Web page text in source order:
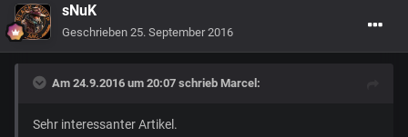
sNuK
Geschrieben 25. September 2016
Am 24.9.2016 um 20:07 schrieb Marcel :
Sehr interessanter Artikel.